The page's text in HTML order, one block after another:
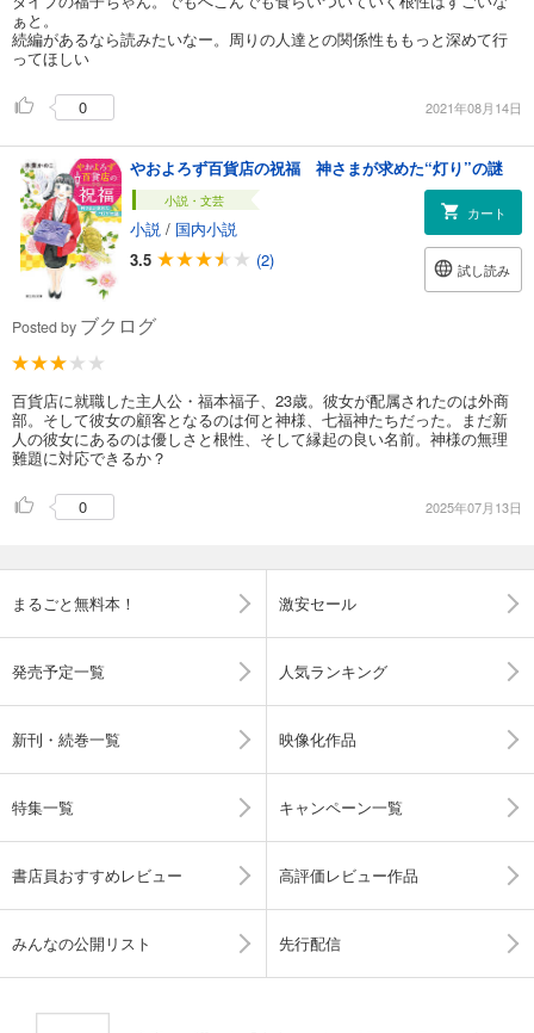
ぁと。
続編があるなら読みたいなー。周りの人達との関係性ももっと深めて行
ってほしい
0 2021年08月14日
やおよろず百貨店の祝福 神さまが求めた“灯り”の謎
小説・文芸
小説 / 国内小説
3.5
(2)
カート
試し読み
Posted by ブクログ
百貨店に就職した主人公・福本福子、23歳。彼女が配属されたのは外商
部。そして彼女の顧客となるのは何と神様、七福神たちだった。まだ新
人の彼女にあるのは優しさと根性、そして縁起の良い名前。神様の無理
難題に対応できるか？
0 2025年07月13日
まるごと無料本！ 激安セール
発売予定一覧 人気ランキング
新刊・続巻一覧 映像化作品
特集一覧 キャンペーン一覧
書店員おすすめレビュー 高評価レビュー作品
みんなの公開リスト 先行配信